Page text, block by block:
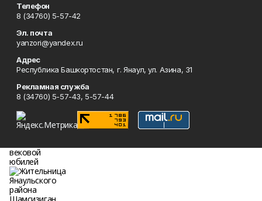
Телефон
8 (34760) 5-57-42
Эл. почта
yanzori@yandex.ru
Адрес
Республика Башкортостан, г. Янаул, ул. Азина, 31
Рекламная служба
8 (34760) 5-57-43, 5-57-44